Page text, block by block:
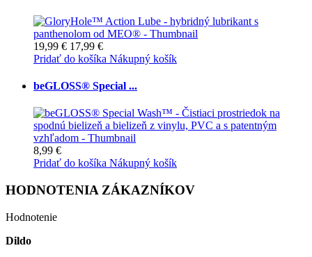
19,99 € 17,99 €
Pridať do košíka Nákupný košík
beGLOSS® Special ...
8,99 €
Pridať do košíka Nákupný košík
HODNOTENIA ZÁKAZNÍKOV
Hodnotenie
Dildo